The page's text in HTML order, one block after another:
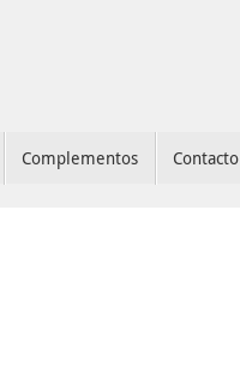
Complementos Contacto